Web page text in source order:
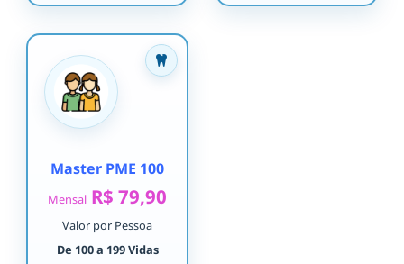
Master PME 100
Mensal R$ 79,90
Valor por Pessoa
De 100 a 199 Vidas